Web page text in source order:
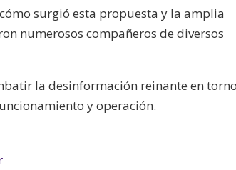
aumentar
o
volumen.
surgió esta propuesta y la amplia
numerosos compañeros de diversos
la desinformación reinante en
y operación.